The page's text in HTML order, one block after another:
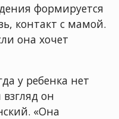
формируется
контакт с мамой.
она хочет
у ребенка нет
он
«Она